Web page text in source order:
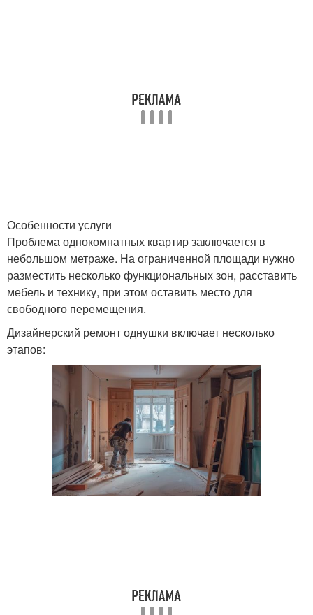
Особенности услуги
Проблема однокомнатных квартир заключается в
небольшом метраже. На ограниченной площади нужно
разместить несколько функциональных зон, расставить
мебель и технику, при этом оставить место для
свободного перемещения.
Дизайнерский ремонт однушки включает несколько
этапов: